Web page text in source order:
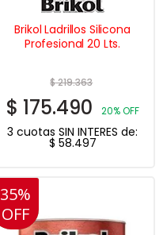
Brikol Ladrillos Silicona
Profesional 20 Lts.
$219.363
$ 175.490 20% OFF
3 cuotas SIN INTERES de:
$ 58.497
35%
OFF
20%
OFF